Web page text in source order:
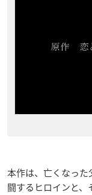
本作は、亡くなっ
闘するヒロインと、